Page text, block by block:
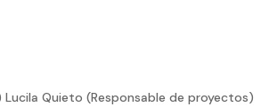
Quieto (Responsable de proyectos)